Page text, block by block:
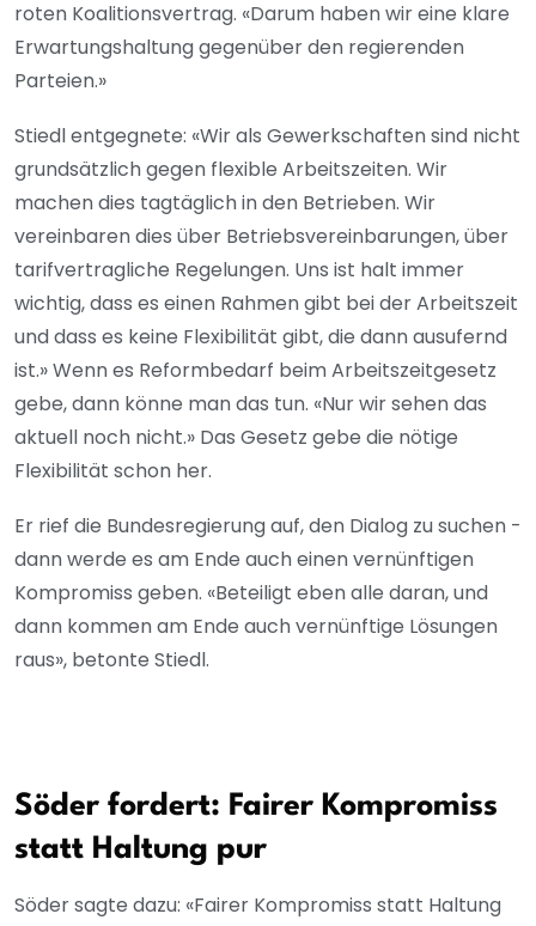
roten Koalitionsvertrag. «Darum haben wir eine klare
Erwartungshaltung gegenüber den regierenden
Parteien.»
Stiedl entgegnete: «Wir als Gewerkschaften sind nicht
grundsätzlich gegen flexible Arbeitszeiten. Wir
machen dies tagtäglich in den Betrieben. Wir
vereinbaren dies über Betriebsvereinbarungen, über
tarifvertragliche Regelungen. Uns ist halt immer
wichtig, dass es einen Rahmen gibt bei der Arbeitszeit
und dass es keine Flexibilität gibt, die dann ausufernd
ist.» Wenn es Reformbedarf beim Arbeitszeitgesetz
gebe, dann könne man das tun. «Nur wir sehen das
aktuell noch nicht.» Das Gesetz gebe die nötige
Flexibilität schon her.
Er rief die Bundesregierung auf, den Dialog zu suchen -
dann werde es am Ende auch einen vernünftigen
Kompromiss geben. «Beteiligt eben alle daran, und
dann kommen am Ende auch vernünftige Lösungen
raus», betonte Stiedl.
Söder fordert: Fairer Kompromiss
statt Haltung pur
Söder sagte dazu: «Fairer Kompromiss statt Haltung